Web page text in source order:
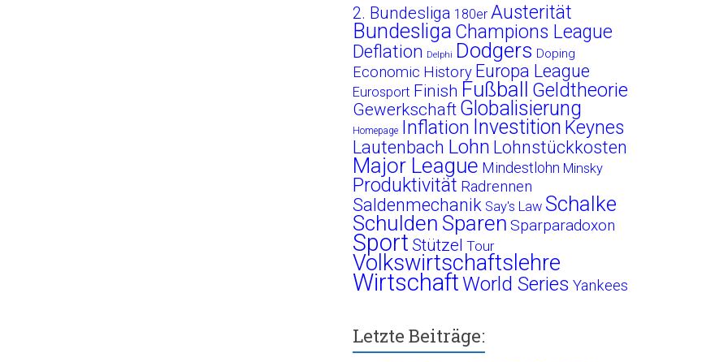
2. Bundesliga 180er Austerität
Bundesliga Champions League
Deflation Delphi Dodgers Doping
Economic History Europa League
Eurosport Finish Fußball Geldtheorie
Gewerkschaft Globalisierung
Homepage Inflation Investition Keynes
Lautenbach Lohn Lohnstückkosten
Major League Mindestlohn Minsky
Produktivität Radrennen
Saldenmechanik Say's Law Schalke
Schulden Sparen Sparparadoxon
Sport Stützel Tour
Volkswirtschaftslehre
WirtschaftWorld Series Yankees
Letzte Beiträge: